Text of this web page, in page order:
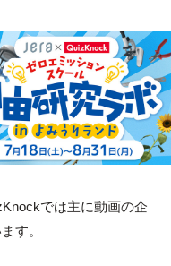
では主に動画の企
す。